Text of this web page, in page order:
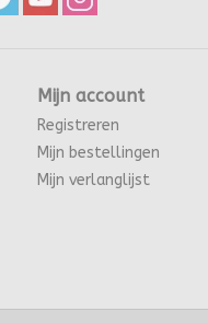
Mijn account
Registreren
Mijn bestellingen
Mijn verlanglijst